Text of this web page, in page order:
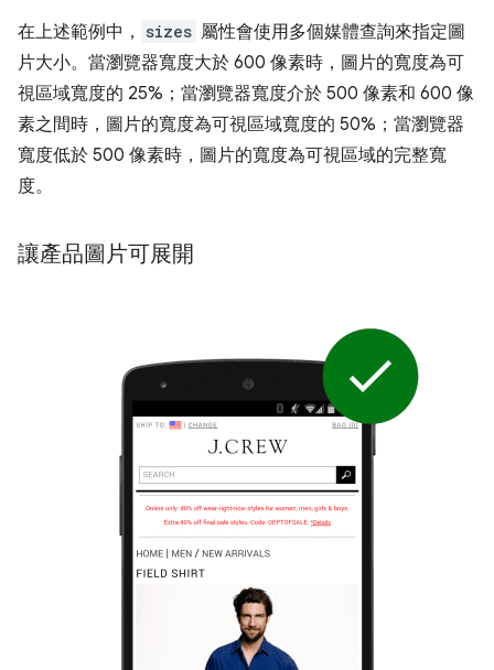
在上述範例中， sizes 屬性會使用多個媒體查詢來指定圖
片大小。當瀏覽器寬度大於 600 像素時，圖片的寬度為可
視區域寬度的 25%；當瀏覽器寬度介於 500 像素和 600 像
素之間時，圖片的寬度為可視區域寬度的 50%；當瀏覽器
寬度低於 500 像素時，圖片的寬度為可視區域的完整寬
度。
讓產品圖片可展開